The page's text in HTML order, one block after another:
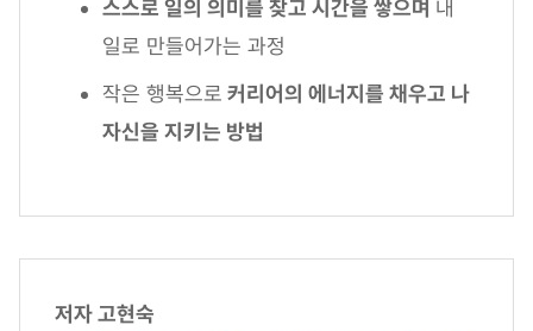
스스로 일의 의미를 찾고 시간을 쌓으며 내
일로 만들어가는 과정
작은 행복으로 커리어의 에너지를 채우고 나
자신을 지키는 방법
저자 고현숙